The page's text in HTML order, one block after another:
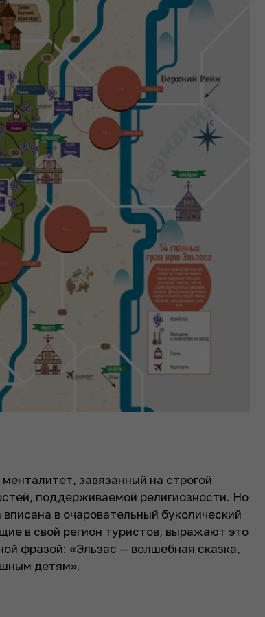
завязанный на строгой
поддерживаемой религиозности. Но
в очаровательный буколический
в свой регион туристов, выражают это
фразой: «Эльзас — волшебная сказка,
детям».